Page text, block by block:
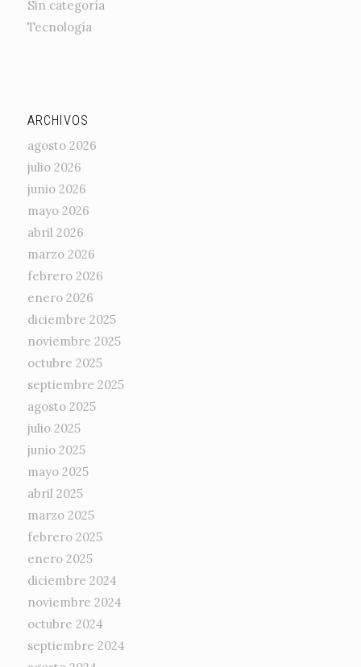
Sin categoría
Tecnología
ARCHIVOS
agosto 2026
julio 2026
junio 2026
mayo 2026
abril 2026
marzo 2026
febrero 2026
enero 2026
diciembre 2025
noviembre 2025
octubre 2025
septiembre 2025
agosto 2025
julio 2025
junio 2025
mayo 2025
abril 2025
marzo 2025
febrero 2025
enero 2025
diciembre 2024
noviembre 2024
octubre 2024
septiembre 2024